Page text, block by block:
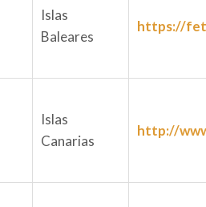
Islas
Baleares
https://
Islas
Canarias
http://